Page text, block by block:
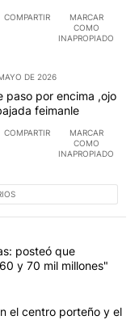
su discurso
El Partido Obrero le
Pitrola al que no
ve a un trosko
COMPARTIR
MARCAR
COMO
INAPROPIADO
DE 2026
paso por encima ,ojo
feimanle
COMPARTIR
MARCAR
COMO
INAPROPIADO
comentarios en los
listo para 'atajar'
posteó que
y 70 mil millones"
aviones F 16
el centro porteño y el